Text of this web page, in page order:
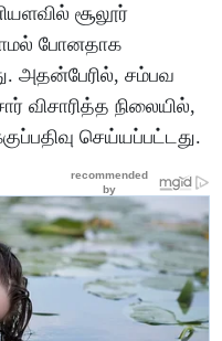
சூலூர்
போனதாக
அதன்பேரில், சம்பவ
விசாரித்த நிலையில்,
செய்யப்பட்டது.